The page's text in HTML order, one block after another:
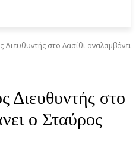
Διευθυντής στο Λασίθι αναλαμβάνει
Διευθυντής στο
ο Σταύρος